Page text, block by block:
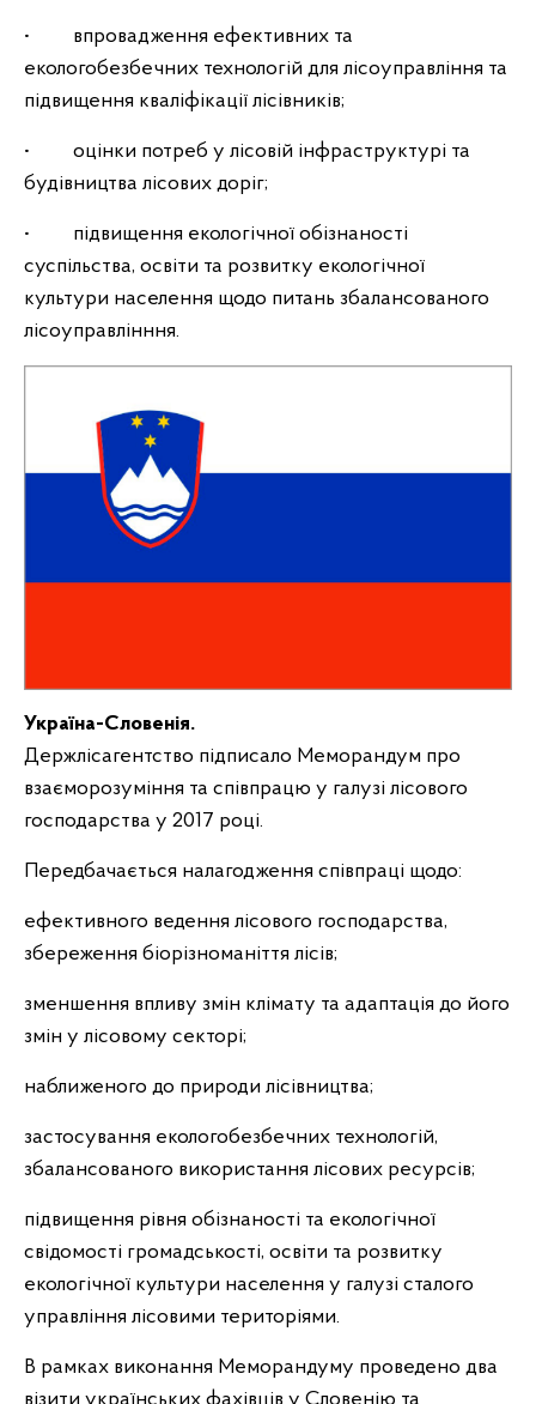
• впровадження ефективних та
екологобезбечних технологій для лісоуправління та
підвищення кваліфікації лісівників;
• оцінки потреб у лісовій інфраструктурі та
будівництва лісових доріг;
• підвищення екологічної обізнаності
суспільства, освіти та розвитку екологічної
культури населення щодо питань збалансованого
лісоуправлінння.
Україна-Словенія.
Держлісагентство підписало Меморандум про
взаєморозуміння та співпрацю у галузі лісового
господарства у 2017 році.
Передбачається налагодження співпраці щодо:
ефективного ведення лісового господарства,
збереження біорізноманіття лісів;
зменшення впливу змін клімату та адаптація до його
змін у лісовому секторі;
наближеного до природи лісівництва;
застосування екологобезбечних технологій,
збалансованого використання лісових ресурсів;
підвищення рівня обізнаності та екологічної
свідомості громадськості, освіти та розвитку
екологічної культури населення у галузі сталого
управління лісовими територіями.
В рамках виконання Меморандуму проведено два